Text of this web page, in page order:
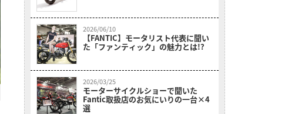
2026/06/10
【FANTIC】モータリスト代表に聞い
た「ファンティック」の魅力とは!?
2026/03/25
モーターサイクルショーで聞いた
Fantic取扱店のお気にいりの一台×4
選